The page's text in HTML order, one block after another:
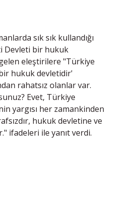
sık sık kullandığı
Devleti bir hukuk
eleştirilere "Türkiye
hukuk devletidir'
rahatsız olanlar var.
Evet, Türkiye
yargısı her zamankinden
hukuk devletine ve
ifadeleri ile yanıt verdi.